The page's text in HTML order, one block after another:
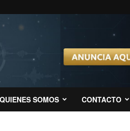
QUIENES SOMOS CONTACTO